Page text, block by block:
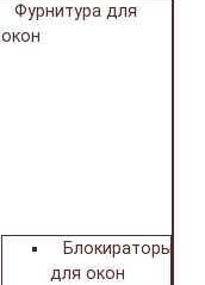
Фурнитура для
окон
Блокираторы
для окон